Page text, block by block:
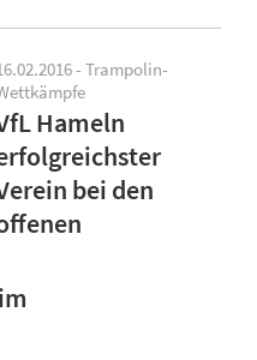
- Trampolin-
Hameln
bei den